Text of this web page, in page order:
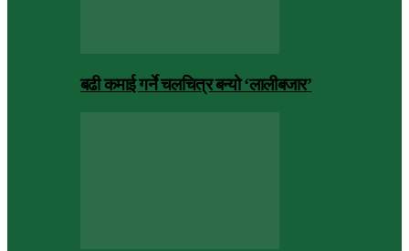
बढी कमाई गर्ने चलचित्र बन्यो ‘लालीबजार’